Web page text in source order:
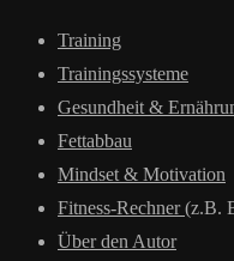
Training
Trainingssysteme
Gesundheit &
Fettabbau
Mindset & Motivation
Fitness-Rechner(z.B.
Über den Autor